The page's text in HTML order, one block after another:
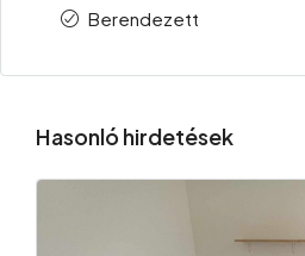
Berendezett
Hasonló hirdetések